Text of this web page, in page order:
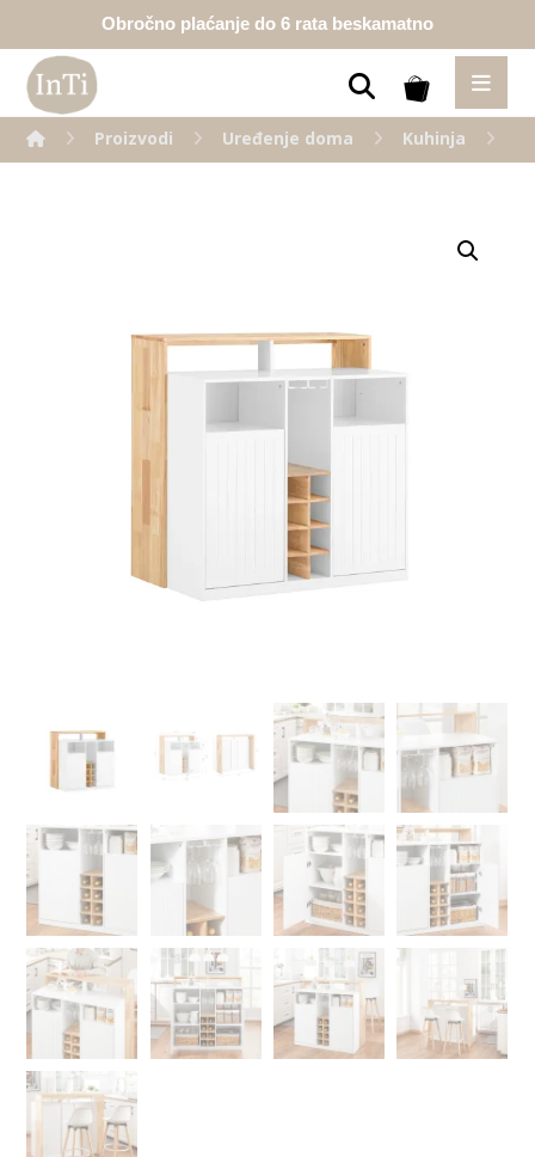
Obročno plaćanje do 6 rata beskamatno
Proizvodi Uređenje doma Kuhinja